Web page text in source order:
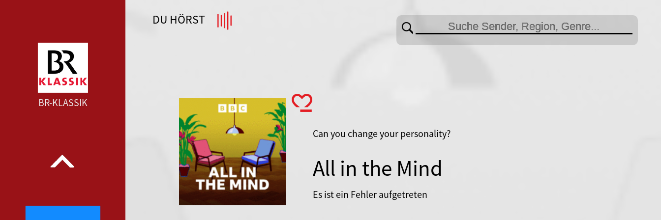
WDR 4 --- WDR 4 ---
BR-KLASSIK
DU HÖRST
Can you change your personality?
All in the Mind
Es ist ein Fehler aufgetreten